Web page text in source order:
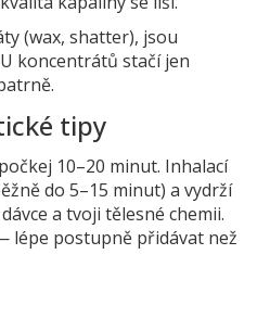
(wax, shatter), jsou
koncentrátů stačí jen
tipy
10–20 minut. Inhalací
do 5–15 minut) a vydrží
a tvoji tělesné chemii.
lépe postupně přidávat než